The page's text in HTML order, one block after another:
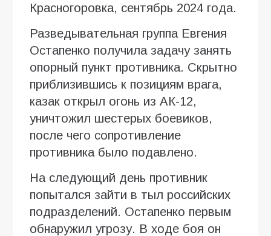
Красногоровка, сентябрь 2024 года.
Разведывательная группа Евгения
Остапенко получила задачу занять
опорный пункт противника. Скрытно
приблизившись к позициям врага,
казак открыл огонь из АК-12,
уничтожил шестерых боевиков,
после чего сопротивление
противника было подавлено.
На следующий день противник
попытался зайти в тыл российских
подразделений. Остапенко первым
обнаружил угрозу. В ходе боя он